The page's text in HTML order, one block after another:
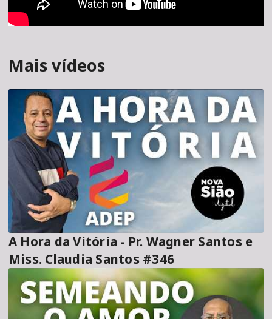
Mais vídeos
A Hora da Vitória - Pr. Wagner Santos e
Miss. Claudia Santos #346